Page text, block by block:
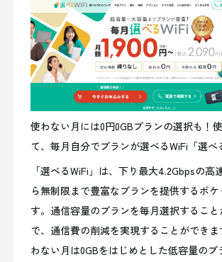
使わない月には0円0GBプランの選択も！
て、毎月自分でプランが選べるWiFi「選べ
「選べるWiFi」は、下り最大4.2Gbpsの高
ら無制限まで豊富なプランを提供するポ
す。通信容量のプランを毎月選択すること
で、通信費の削減を実現することができ
わない月は0GBをはじめとした低容量のプ